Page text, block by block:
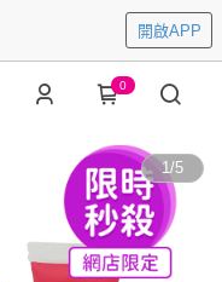
開啟APP
0
1/5